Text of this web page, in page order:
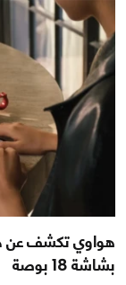
بشاشة 18 بوصة